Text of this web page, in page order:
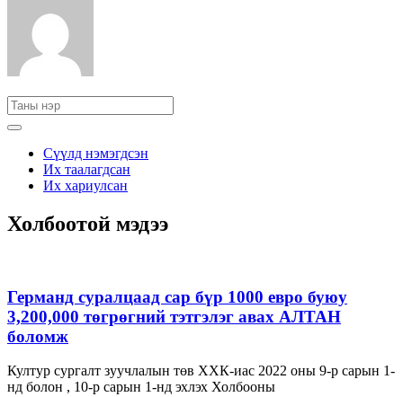
Сүүлд нэмэгдсэн
Их таалагдсан
Их хариулсан
Холбоотой мэдээ
Германд суралцаад сар бүр 1000 евро буюу
3,200,000 төгрөгний тэтгэлэг авах АЛТАН
боломж
Култур сургалт зуучлалын төв ХХК-иас 2022 оны 9-р сарын 1-
нд болон , 10-р сарын 1-нд эхлэх Холбооны